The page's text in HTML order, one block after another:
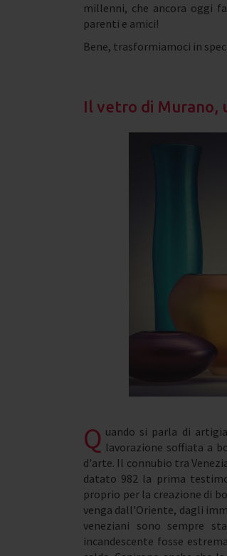
millenni, che ancora oggi
parenti e amici!
Bene, trasformiamoci in
Il vetro di Murano,
Q uando si parla di
lavorazione soffiata a
d'arte. Il connubio tra
datato 982 la prima
proprio per la creazione di
venga dall'Oriente, dagli
veneziani sono sempre
incandescente fosse